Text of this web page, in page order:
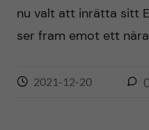
nu valt att inrätta sitt
ser fram emot ett
2021-12-20